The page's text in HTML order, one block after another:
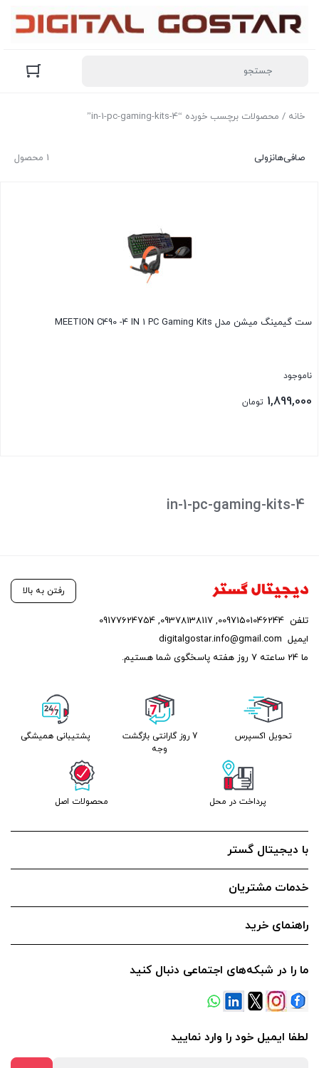
خانه / محصولات برچسب خورده “4-in-1-pc-gaming-kits”
1 محصول صافی‌هانزولی
ست گیمینگ میشن مدل MEETION C490 -4 IN 1 PC Gaming Kits
ناموجود
1,899,000 تومان
4-in-1-pc-gaming-kits
رفتن به بالا
تلفن 00971501046244
,
09378138117
,
09177624754
ایمیل digitalgostar.info@gmail.com
ما 24 ساعته 7 روز هفته پاسخگوی شما هستیم.
تحویل اکسپرس
7 روز گارانتی بازگشت
وجه
پشتیبانی همیشگی
پرداخت در محل محصولات اصل
با دیجیتال گستر
خدمات مشتریان
راهنمای خرید
ما را در شبکه‌های اجتماعی دنبال کنید
لطفا ایمیل خود را وارد نمایید